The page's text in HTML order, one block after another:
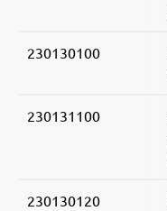
230130100
230131100
230130120